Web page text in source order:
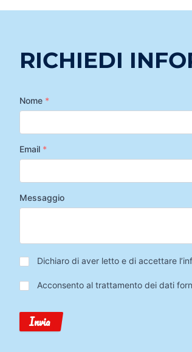
RICHIEDI
Nome *
Email *
Messaggio
Privacy*
Dichiaro di aver letto e di accettare
Trattamento
Dati
Acconsento al trattamento dei dati
Invia